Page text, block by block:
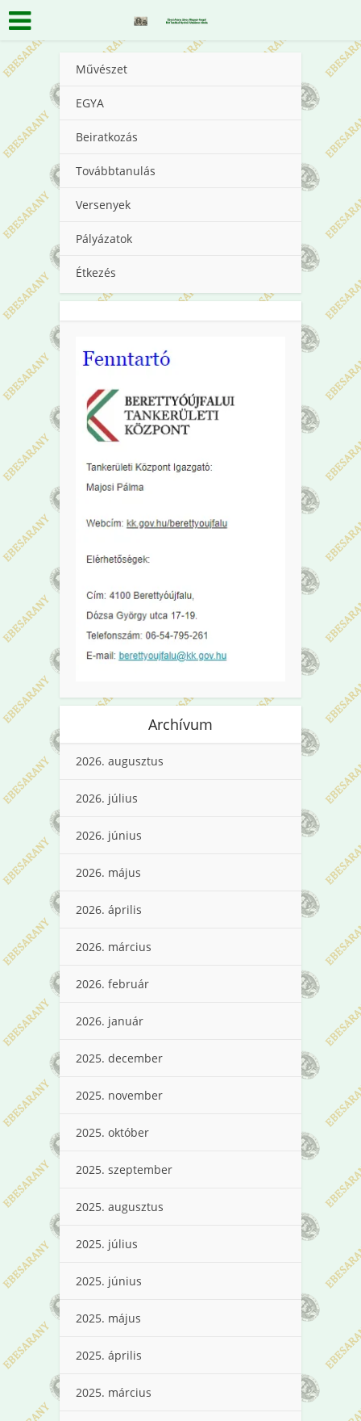
Művészet
EGYA
Beiratkozás
Továbbtanulás
Versenyek
Pályázatok
Étkezés
Archívum
2026. augusztus
2026. július
2026. június
2026. május
2026. április
2026. március
2026. február
2026. január
2025. december
2025. november
2025. október
2025. szeptember
2025. augusztus
2025. július
2025. június
2025. május
2025. április
2025. március